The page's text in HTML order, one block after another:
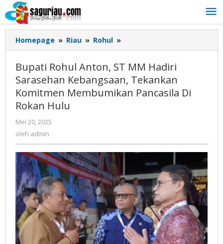
Lewati
ke
konten
Homepage » Riau » Rohul »
Rohul
ST
MM
Hadiri
Membumikan
Pancasila
Rokan
Hulu
Bupati Rohul Anton, ST MM Hadiri
Sarasehan Kebangsaan, Tekankan
Komitmen Membumikan Pancasila Di
Rokan Hulu
Mei 20, 2025
oleh admin